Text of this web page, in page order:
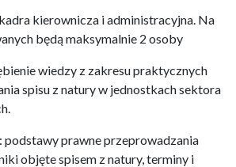
kierownicza i administracyjna. Na
będą maksymalnie 2 osoby
wiedzy z zakresu praktycznych
spisu z natury w jednostkach sektora
podstawy prawne przeprowadzania
objęte spisem z natury, terminy i